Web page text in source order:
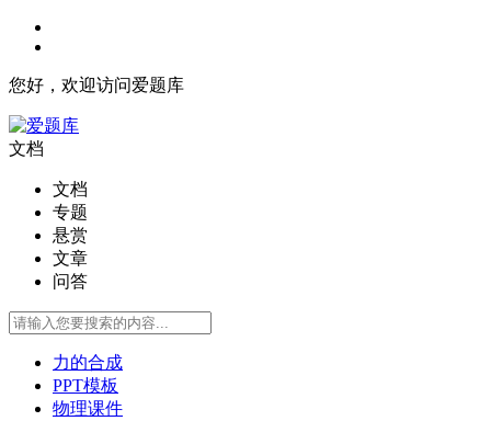
您好，欢迎访问爱题库
文档
文档
专题
悬赏
文章
问答
力的合成
PPT模板
物理课件